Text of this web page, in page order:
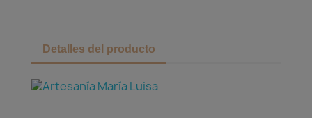
Detalles del producto